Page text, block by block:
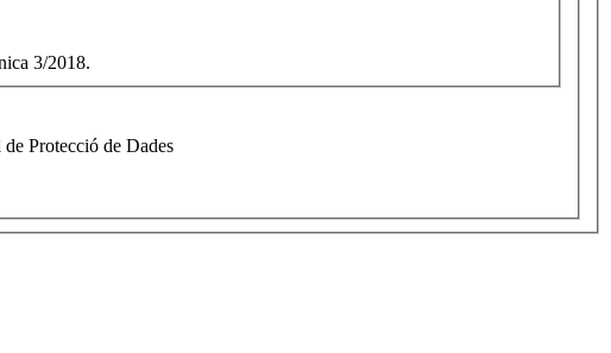
3/2018.
Protecció de Dades